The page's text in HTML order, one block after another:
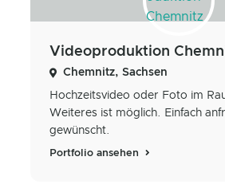
Videoproduktion
Chemnitz, Sachsen
Hochzeitsvideo oder Foto im
Weiteres ist möglich. Einfach
gewünscht.
Portfolio ansehen